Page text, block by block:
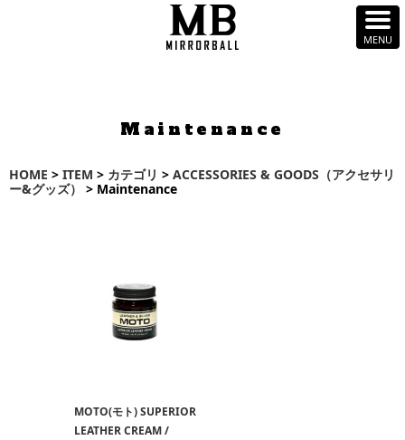
Maintenance
HOME > ITEM > カテゴリ > ACCESSORIES & GOODS（アクセサリ
ー&グッズ）
> Maintenance
MOTO(モト) SUPERIOR
LEATHER CREAM /